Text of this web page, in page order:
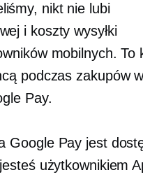
nikt nie lubi
i koszty wysyłki
mobilnych. To
podczas zakupów
Pay.
Google Pay jest
użytkownikiem